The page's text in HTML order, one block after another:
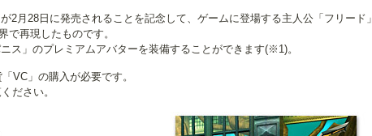
月28日に発売されることを記念して、ゲームに登場する主人公「フリード」
で再現したものです。
ス」のプレミアムアバターを装備することができます(※1)。
VC」の購入が必要です。
ださい。